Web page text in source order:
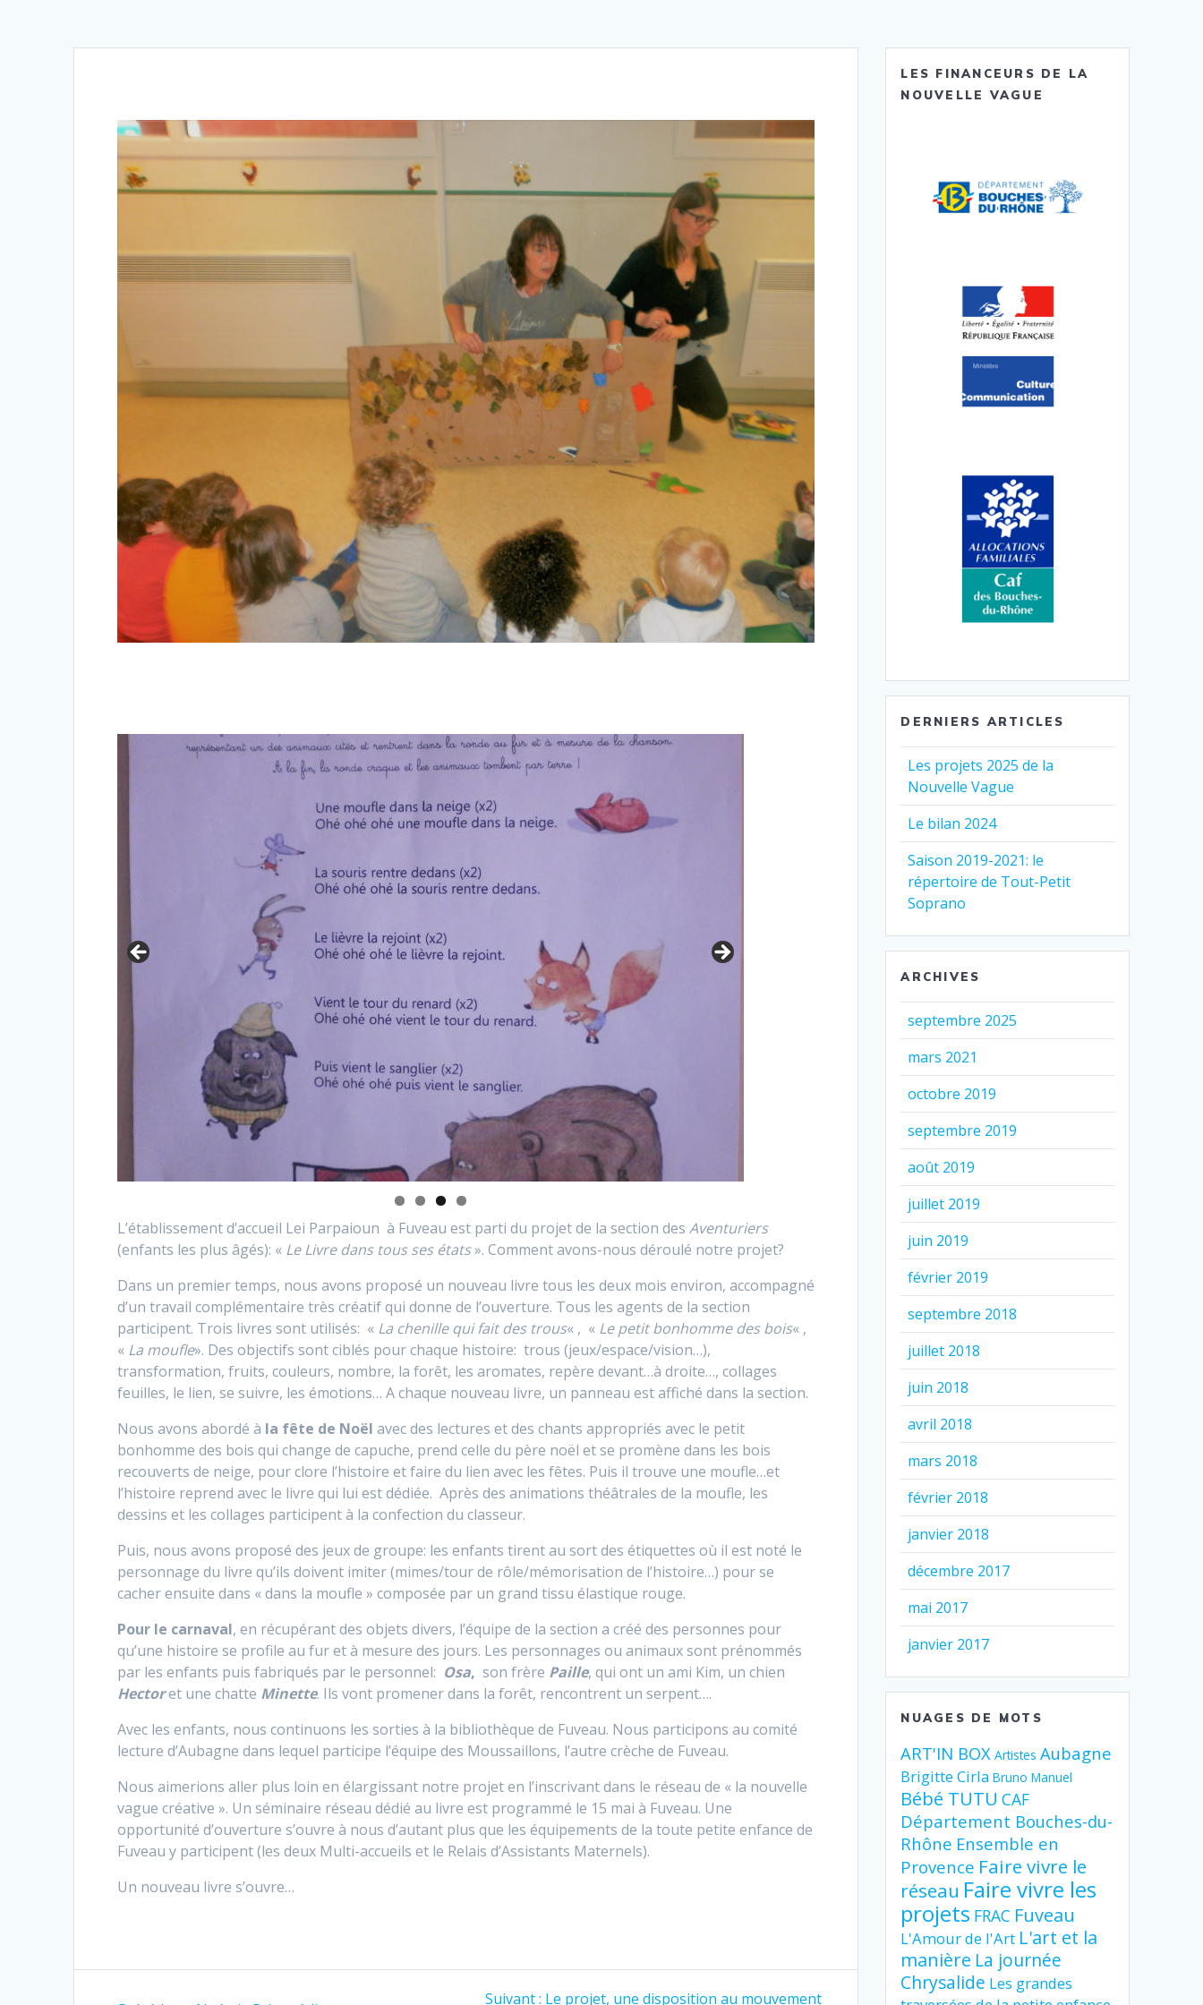
L’établissement d’accueil Lei Parpaioun à Fuveau est parti du projet de la section des Aventuriers
(enfants les plus âgés): « Le Livre dans tous ses états». Comment avons-nous déroulé notre projet?
Dans un premier temps, nous avons proposé un nouveau livre tous les deux mois environ, accompagné
d’un travail complémentaire très créatif qui donne de l’ouverture. Tous les agents de la section
participent. Trois livres sont utilisés: « La chenille qui fait des trous« , « Le petit bonhomme des bois« ,
« La moufle». Des objectifs sont ciblés pour chaque histoire: trous (jeux/espace/vision…),
transformation, fruits, couleurs, nombre, la forêt, les aromates, repère devant…à droite…, collages
feuilles, le lien, se suivre, les émotions… A chaque nouveau livre, un panneau est affiché dans la section.
Nous avons abordé à la fête de Noël avec des lectures et des chants appropriés avec le petit
bonhomme des bois qui change de capuche, prend celle du père noël et se promène dans les bois
recouverts de neige, pour clore l’histoire et faire du lien avec les fêtes. Puis il trouve une moufle…et
l’histoire reprend avec le livre qui lui est dédiée. Après des animations théâtrales de la moufle, les
dessins et les collages participent à la confection du classeur.
Puis, nous avons proposé des jeux de groupe: les enfants tirent au sort des étiquettes où il est noté le
personnage du livre qu’ils doivent imiter (mimes/tour de rôle/mémorisation de l’histoire…) pour se
cacher ensuite dans « dans la moufle » composée par un grand tissu élastique rouge.
Pour le carnaval, en récupérant des objets divers, l’équipe de la section a créé des personnes pour
qu’une histoire se profile au fur et à mesure des jours. Les personnages ou animaux sont prénommés
par les enfants puis fabriqués par le personnel: Osa, son frère Paille, qui ont un ami Kim, un chien
Hectoret une chatte Minette. Ils vont promener dans la forêt, rencontrent un serpent….
Avec les enfants, nous continuons les sorties à la bibliothèque de Fuveau. Nous participons au comité
lecture d’Aubagne dans lequel participe l’équipe des Moussaillons, l’autre crèche de Fuveau.
Nous aimerions aller plus loin en élargissant notre projet en l’inscrivant dans le réseau de « la nouvelle
vague créative ». Un séminaire réseau dédié au livre est programmé le 15 mai à Fuveau. Une
opportunité d’ouverture s’ouvre à nous d’autant plus que les équipements de la toute petite enfance de
Fuveau y participent (les deux Multi-accueils et le Relais d’Assistants Maternels).
Un nouveau livre s’ouvre…
Suivant : Article
Le projet, une disposition au mouvement
LES FINANCEURS DE LA
NOUVELLE VAGUE
DERNIERS ARTICLES
Les projets 2025 de la
Nouvelle Vague
Le bilan 2024
Saison 2019-2021: le
répertoire de Tout-Petit
Soprano
ARCHIVES
septembre 2025
mars 2021
octobre 2019
septembre 2019
août 2019
juillet 2019
juin 2019
février 2019
septembre 2018
juillet 2018
juin 2018
avril 2018
mars 2018
février 2018
janvier 2018
décembre 2017
mai 2017
janvier 2017
NUAGES DE MOTS
ART'IN BOX Artistes Aubagne
Brigitte Cirla Bruno Manuel
Bébé TUTU CAF
Département Bouches-du-
Rhône Ensemble en
Provence Faire vivre le
réseau Faire vivre les
projets FRAC Fuveau
L'Amour de l'Art L'art et la
manière La journée
Chrysalide Les grandes